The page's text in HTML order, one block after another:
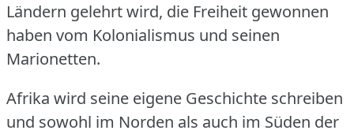
Ländern gelehrt wird, die Freiheit gewonnen
haben vom Kolonialismus und seinen
Marionetten.
Afrika wird seine eigene Geschichte schreiben
und sowohl im Norden als auch im Süden der